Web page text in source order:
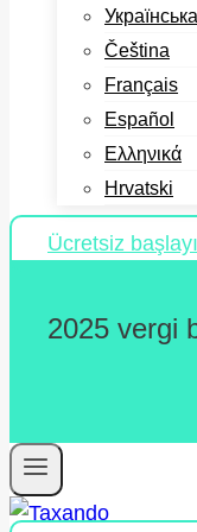
Українська
Čeština
Français
Español
Ελληνικά
Hrvatski
Ücretsiz
2025 vergi